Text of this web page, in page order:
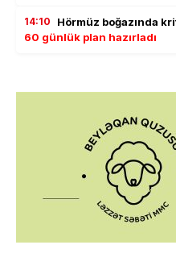
14:10 Hörmüz boğazında
60 günlük plan hazırladı